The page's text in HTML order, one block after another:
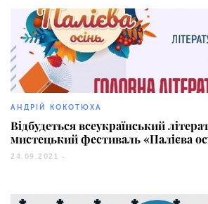
АНДРІЙ КОКОТЮХА
Відбудеться всеукраїнський
мистецький фестиваль «Палієва
24.09.2021 -